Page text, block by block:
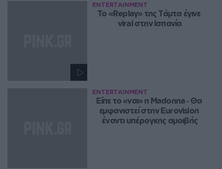
ENTERTAINMENT
Το «Replay» της Τάμτα έγινε
viral στην Ισπανία
ENTERTAINMENT
Είπε το «ναι» η Madonna ‑ Θα
εμφανιστεί στην Eurovision
έναντι υπέρογκης αμοιβής